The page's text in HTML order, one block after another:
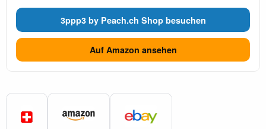
3ppp3 by Peach.ch Shop besuchen
Auf Amazon ansehen